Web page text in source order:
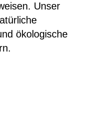
Unser
ökologische